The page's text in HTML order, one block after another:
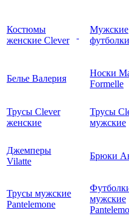
Костюмы
женские Clever
Мужские
Белье Валерия
Носки
Formelle
Трусы Clever
женские
Трусы
мужские
Джемперы
Vilatte
Брюки
Трусы мужские
Pantelemone
мужские